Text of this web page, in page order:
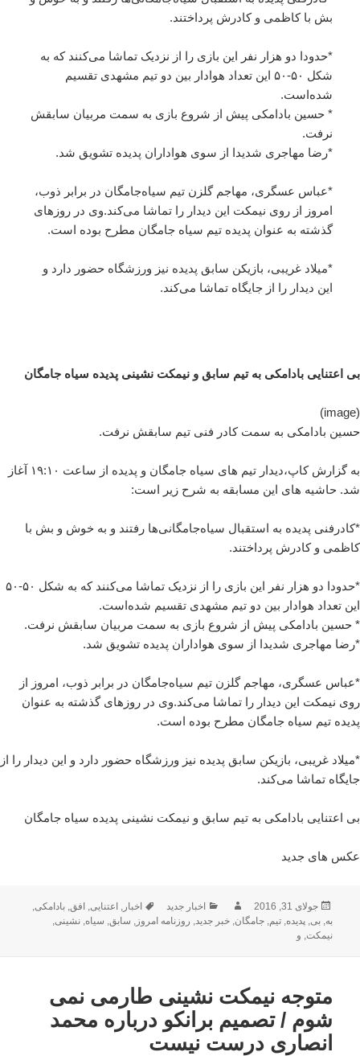
بش با کاظمی و کادرش پرداختند.
*حدودا دو هزار نفر این بازی را از نزدیک تماشا می‌کنند که به
شکل ۵۰-۵۰ این تعداد هوادار بین دو تیم مشهدی تقسیم
شده‌است.
* حسین بادامکی پیش از شروع بازی به سمت مربیان سابقش
نرفت.
*رضا مهاجری شدیدا از سوی هواداران پدیده تشویق شد.
*عباس عسگری، مهاجم گلزن تیم سیاه‌جامگان در برابر ذوب،
امروز از روی نیمکت این دیدار را تماشا می‌کند.وی در روزهای
گذشته به عنوان پدیده تیم سیاه جامگان مطرح بوده است.
*میلاد غریبی، بازیکن سابق پدیده نیز ورزشگاه حضور دارد و
این دیدار را از جایگاه تماشا می‌کند.
بی اعتنایی بادامکی به تیم سابق و نیمکت نشینی پدیده سیاه جامگان
(image)
حسین بادامکی به سمت کادر فنی تیم سابقش نرفت.
به گزارش کاپ،دیدار تیم های سیاه جامگان و پدیده از ساعت ۱۹:۱۰ آغاز
شد. حاشیه های این مسابقه به شرح زیر است:
*کادرفنی پدیده به استقبال سیاه‌جامگانی‌ها رفتند و به خوش و بش با
کاظمی و کادرش پرداختند.
*حدودا دو هزار نفر این بازی را از نزدیک تماشا می‌کنند که به شکل ۵۰-۵۰
این تعداد هوادار بین دو تیم مشهدی تقسیم شده‌است.
* حسین بادامکی پیش از شروع بازی به سمت مربیان سابقش نرفت.
*رضا مهاجری شدیدا از سوی هواداران پدیده تشویق شد.
*عباس عسگری، مهاجم گلزن تیم سیاه‌جامگان در برابر ذوب، امروز از
روی نیمکت این دیدار را تماشا می‌کند.وی در روزهای گذشته به عنوان
پدیده تیم سیاه جامگان مطرح بوده است.
*میلاد غریبی، بازیکن سابق پدیده نیز ورزشگاه حضور دارد و این دیدار را از
جایگاه تماشا می‌کند.
بی اعتنایی بادامکی به تیم سابق و نیمکت نشینی پدیده سیاه جامگان
عکس های جدید
ارسال
شده
در
جولای 31, 2016 نویسندهدسته‌ها
اخبار جدید برچسب‌ها
اخبار, اعتنایی, افق,بادامکی,
به,بی,پدیده,تیم,جامگان,خبر جدید, روزنامه امروز, سابق, سیاه,نشینی,
نیمکت, و
متوجه نیمکت نشینی طارمی نمی
شوم / تصمیم برانکو درباره محمد
انصاری درست نیست